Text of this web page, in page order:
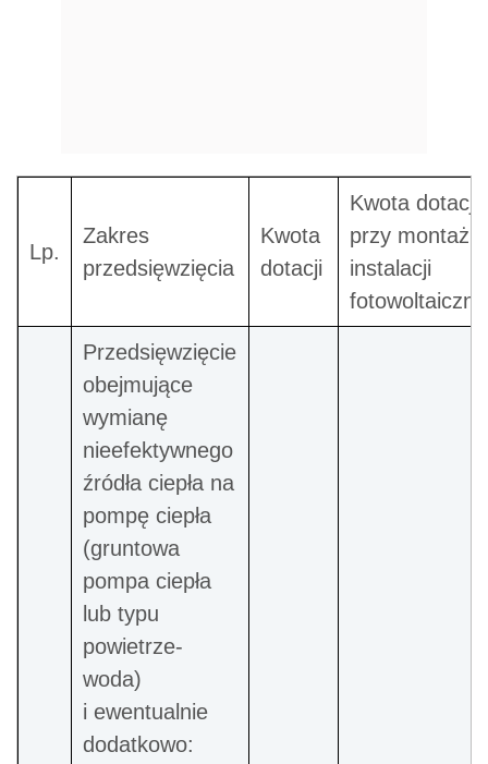
Lp.
Zakres
przedsięwzięcia
Kwota
dotacji
Kwota dotacji
przy montażu
instalacji
Przedsięwzięcie
obejmujące
wymianę
nieefektywnego
źródła ciepła na
pompę ciepła
(gruntowa
pompa ciepła
lub typu
powietrze-
woda)
i ewentualnie
dodatkowo: